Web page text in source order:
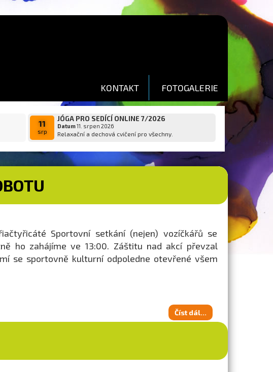
KONTAKT FOTOGALERIE
11
srp
JÓGA PRO SEDÍCÍ ONLINE 7/2026
Datum11. srpen 2026
Relaxační a dechová cvičení pro všechny.
Sportovní setkání (nejen) vozíčkářů se
ho zahájíme ve 13:00. Záštitu nad akcí převzal
se sportovně kulturní odpoledne otevřené všem
Číst dál...